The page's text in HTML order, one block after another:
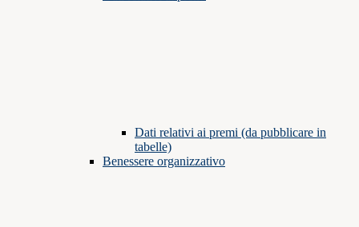
Dati relativi ai premi (da pubblicare in
tabelle)
Benessere organizzativo